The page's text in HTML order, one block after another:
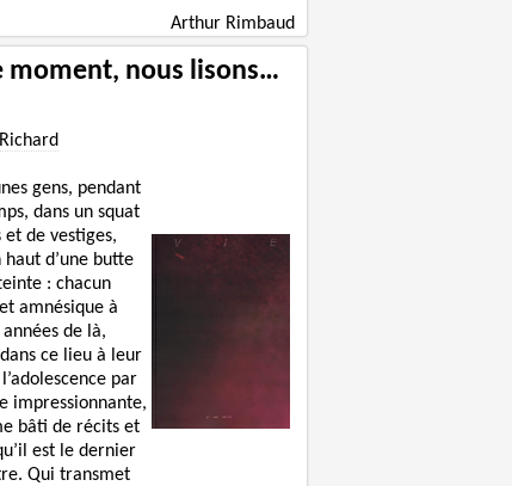
Arthur Rimbaud
moment, nous lisons…
gens, pendant
dans un squat
et de vestiges,
d’une butte
: chacun
amnésique à
de là,
ce lieu à leur
par
impressionnante,
bâti de récits et
est le dernier
Qui transmet